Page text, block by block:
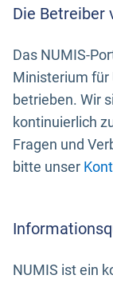
Die Betreiber
Das NUMIS-
Ministerium für
betrieben. Wir
kontinuierlich
Fragen und
bitte unser
NUMIS ist ein